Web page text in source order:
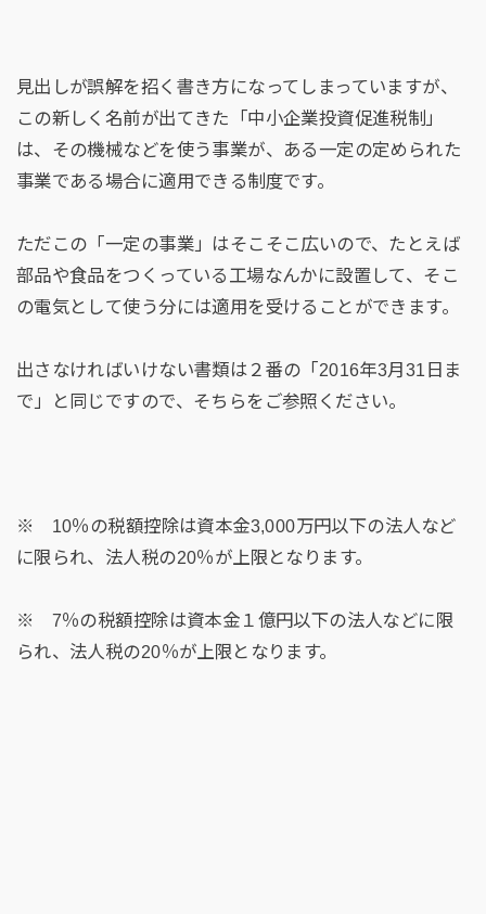
見出しが誤解を招く書き方になってしまっていますが、
この新しく名前が出てきた「中小企業投資促進税制」
は、その機械などを使う事業が、ある一定の定められた
事業である場合に適用できる制度です。
ただこの「一定の事業」はそこそこ広いので、たとえば
部品や食品をつくっている工場なんかに設置して、そこ
の電気として使う分には適用を受けることができます。
出さなければいけない書類は２番の「2016年3月31日ま
で」と同じですので、そちらをご参照ください。
※ 10％の税額控除は資本金3,000万円以下の法人など
に限られ、法人税の20％が上限となります。
※ 7％の税額控除は資本金１億円以下の法人などに限
られ、法人税の20％が上限となります。